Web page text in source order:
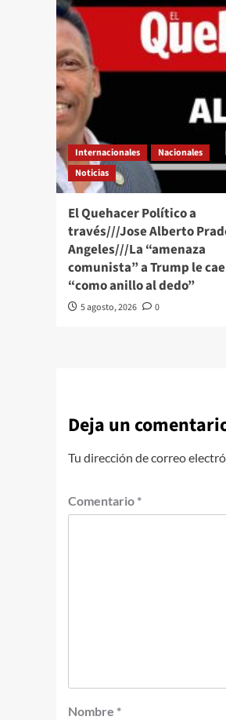
Internacionales
Nacionales
Noticias
El Quehacer Político a
través///Jose Alberto
Angeles///La “amenaza
comunista” a Trump le cae
“como anillo al dedo”
5 agosto, 2026 0
Deja un
Tu dirección de correo
Comentario *
Nombre *